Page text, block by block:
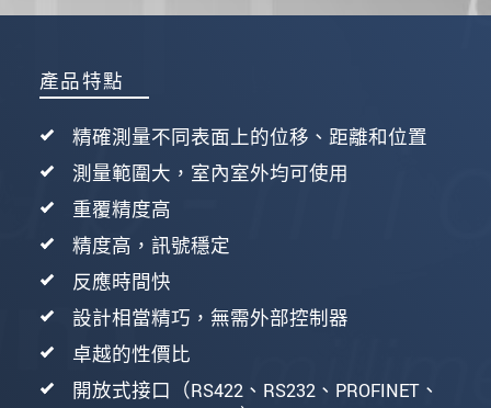
產品特點
精確測量不同表面上的位移、距離和位置
測量範圍大，室內室外均可使用
重覆精度高
精度高，訊號穩定
反應時間快
設計相當精巧，無需外部控制器
卓越的性價比
開放式接口（RS422、RS232、PROFINET、